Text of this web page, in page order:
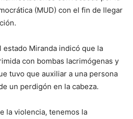
(MUD) con el fin de llegar
estado Miranda indicó que la
con bombas lacrimógenas y
tuvo que auxiliar a una persona
un perdigón en la cabeza.
la violencia, tenemos la